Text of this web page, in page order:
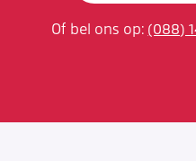
Of bel ons op: (088)